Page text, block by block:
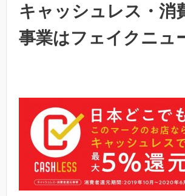
キャッシュレス・消
事業はフェイクニュ